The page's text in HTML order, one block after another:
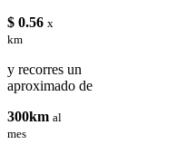
$ 0.56 x
km
y recorres un
aproximado de
300km al
mes